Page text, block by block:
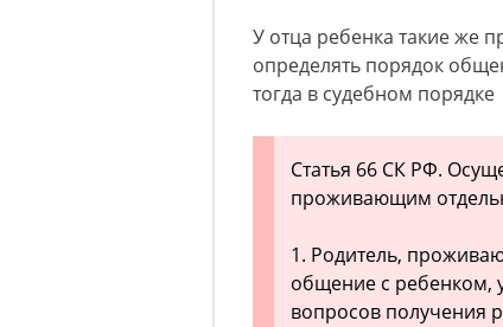
У отца ребенка такие же
определять порядок
тогда в судебном порядке
Статья 66 СК РФ.
проживающим
1. Родитель,
общение с ребенком,
вопросов получения